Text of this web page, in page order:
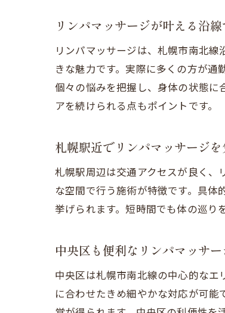
リンパマッサージが叶える沿
リンパマッサージは、札幌市南北
きな魅力です。実際に多くの方が
個々の悩みを把握し、身体の状態
アを続けられる点もポイントです。
札幌駅近でリンパマッサージ
札幌駅周辺は交通アクセスが良く、
な空間で行う施術が特徴です。具
挙げられます。短時間でも体の巡り
中央区も便利なリンパマッサ
中央区は札幌市南北線の中心的な
に合わせたきめ細やかな対応が可